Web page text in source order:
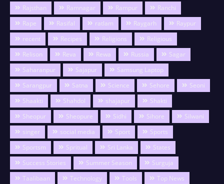
Rajsthan
Ramnagar Rampur
Ranchi
Rape
Rasifal ratlam Raygarh
Raypur
recent
Recipes Religions
Religious
Relison
Reva Rewa Russia
Sagar
Saharanpur
Sajapur
Samsung Laptop
Sarangpur
Satna Science Sehore
Seoni
Shaakti
Shahdol shajapur
Shakti
Sheopur
Sheopure Sidhi Sihore
Silwani
singer
social media Sport
Sports
Sportsm
Spritual Sri Lanka
States
Success Stories
Summer Season
Surguja
Taalibaan
Technology Tools
Top News